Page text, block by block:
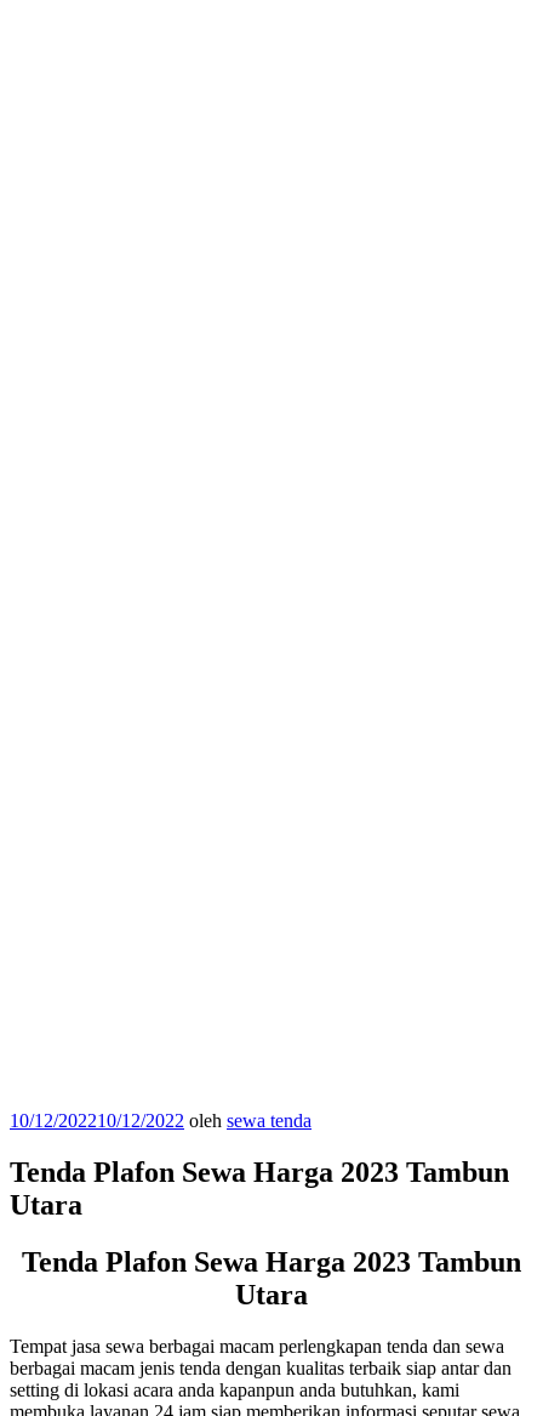
Diposkan
10/12/202210/12/2022 oleh sewa tenda
Tenda Plafon Sewa Harga 2023 Tambun
Utara
Tenda Plafon Sewa Harga 2023 Tambun
Utara
Tempat jasa sewa berbagai macam perlengkapan tenda dan sewa
berbagai macam jenis tenda dengan kualitas terbaik siap antar dan
setting di lokasi acara anda kapanpun anda butuhkan, kami
membuka layanan 24 jam siap memberikan informasi seputar sewa